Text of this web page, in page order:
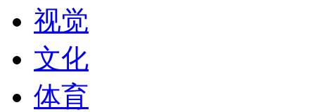
视觉
文化
体育